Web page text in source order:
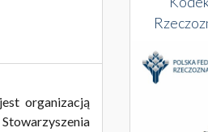
organizacją